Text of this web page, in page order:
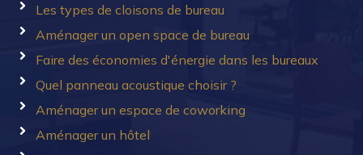
Les types de cloisons de bureau
Aménager un open space de bureau
Faire des économies d'énergie dans les bureaux
Quel panneau acoustique choisir ?
Aménager un espace de coworking
Aménager un hôtel